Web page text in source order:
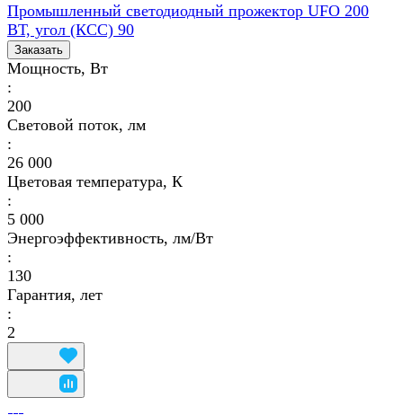
Промышленный светодиодный прожектор UFO 200
ВТ, угол (КСС) 90
Заказать
Мощность, Вт
:
200
Световой поток, лм
:
26 000
Цветовая температура, К
:
5 000
Энергоэффективность, лм/Вт
:
130
Гарантия, лет
:
2